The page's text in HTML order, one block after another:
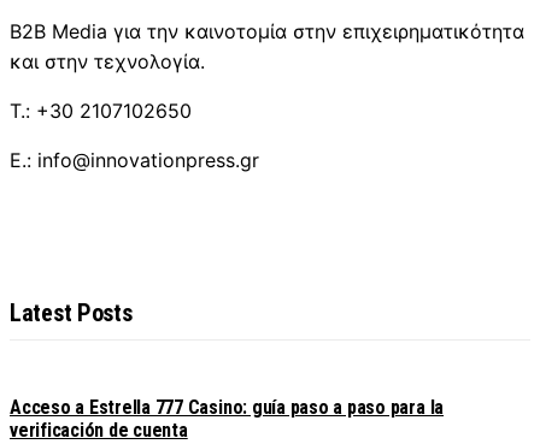
B2B Media για την καινοτομία στην επιχειρηματικότητα
και στην τεχνολογία.
T.: +30 2107102650
E.: info@innovationpress.gr
Latest Posts
Acceso a Estrella 777 Casino: guía paso a paso para la
verificación de cuenta